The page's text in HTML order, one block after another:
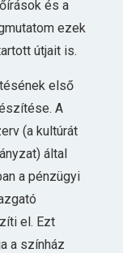
és a
ezek
útjait is.
első
A
(a kultúrát
által
a pénzügyi
el. Ezt
a színház